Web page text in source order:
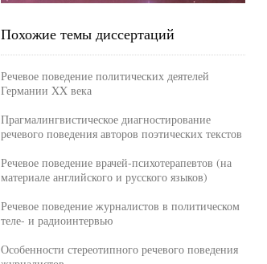
Похожие темы диссертаций
Речевое поведение политических деятелей
Германии XX века
Прагмалингвистическое диагностирование
речевого поведения авторов поэтических текстов
Речевое поведение врачей-психотерапевтов (на
материале английского и русского языков)
Речевое поведение журналистов в политическом
теле- и радиоинтервью
Особенности стереотипного речевого поведения